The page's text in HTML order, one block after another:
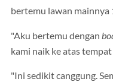
bertemu lawan mainnya
"Aku bertemu dengan
kami naik ke atas
"Ini sedikit canggung.